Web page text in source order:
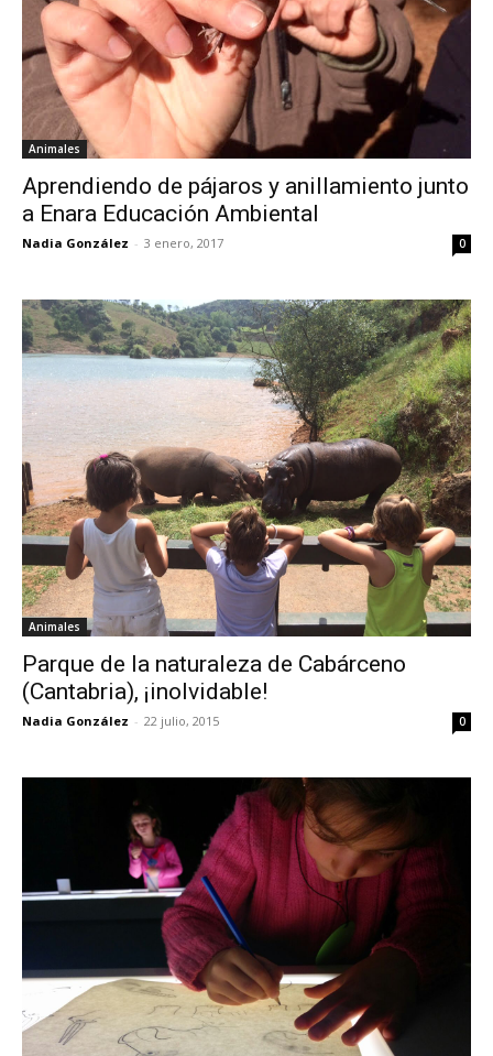
Animales
Aprendiendo de pájaros y anillamiento junto
a Enara Educación Ambiental
Nadia González - 3 enero, 2017 0
Animales
Parque de la naturaleza de Cabárceno
(Cantabria), ¡inolvidable!
Nadia González - 22 julio, 2015 0